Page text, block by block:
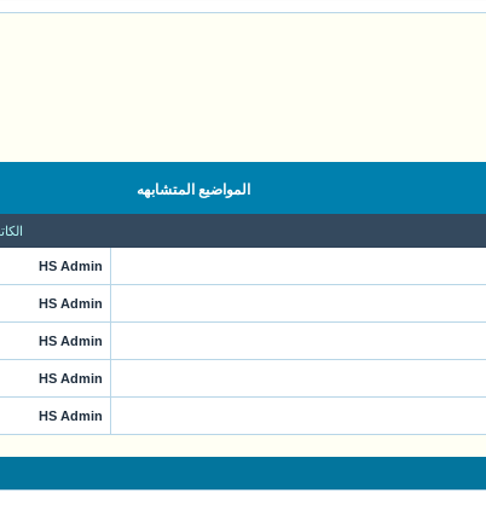
المواضيع المتشابهه
HS Admin
HS Admin
HS Admin
HS Admin
HS Admin